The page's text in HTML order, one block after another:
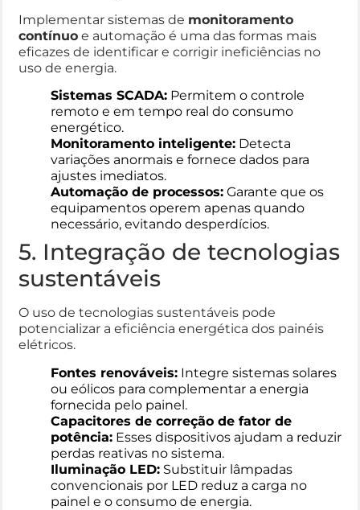
Implementar sistemas de monitoramento
contínuo e automação é uma das formas mais
eficazes de identificar e corrigir ineficiências no
uso de energia.
Sistemas SCADA: Permitem o controle
remoto e em tempo real do consumo
energético.
Monitoramento inteligente: Detecta
variações anormais e fornece dados para
ajustes imediatos.
Automação de processos: Garante que os
equipamentos operem apenas quando
necessário, evitando desperdícios.
5. Integração de tecnologias
sustentáveis
O uso de tecnologias sustentáveis pode
potencializar a eficiência energética dos painéis
elétricos.
Fontes renováveis: Integre sistemas solares
ou eólicos para complementar a energia
fornecida pelo painel.
Capacitores de correção de fator de
potência: Esses dispositivos ajudam a reduzir
perdas reativas no sistema.
Iluminação LED: Substituir lâmpadas
convencionais por LED reduz a carga no
painel e o consumo de energia.